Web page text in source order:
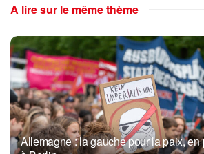
A lire sur le même thème
Allemagne : la gauche pour la paix,